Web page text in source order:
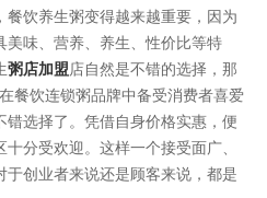
餐饮养生粥变得越来越重要，因为
美味、营养、养生、性价比等特
粥店加盟店自然是不错的选择，那
餐饮连锁粥品牌中备受消费者喜爱
错选择了。凭借自身价格实惠，便
分受欢迎。这样一个接受面广、
创业者来说还是顾客来说，都是